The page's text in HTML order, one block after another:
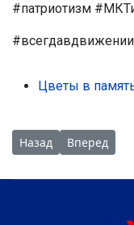
#патриотизм
#всегдавдвижении
Цветы в
Предыдущий:
Назад Вперед